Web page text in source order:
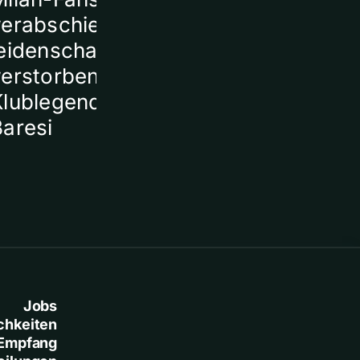
sich
von
Franco
Jobs